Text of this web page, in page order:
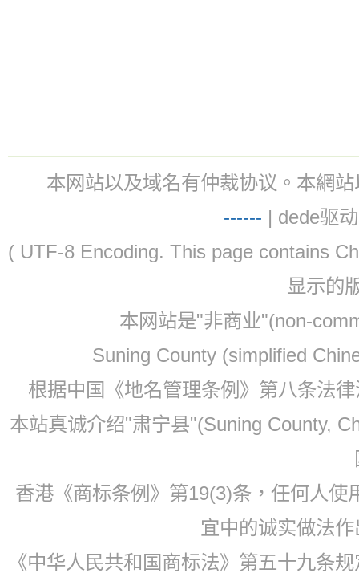
本网站以及域名有仲裁协议。本網
------ | dede驱
( UTF-8 Encoding. This page contains
显示的
本网站是"非商业"(non-
Suning County (simplified
根据中国《地名管理条例》第八条法
本站真诚介绍"肃宁县"(Suning County,
香港《商标条例》第19(3)条，任何人
宜中的诚实做法
《中华人民共和国商标法》第五十九条